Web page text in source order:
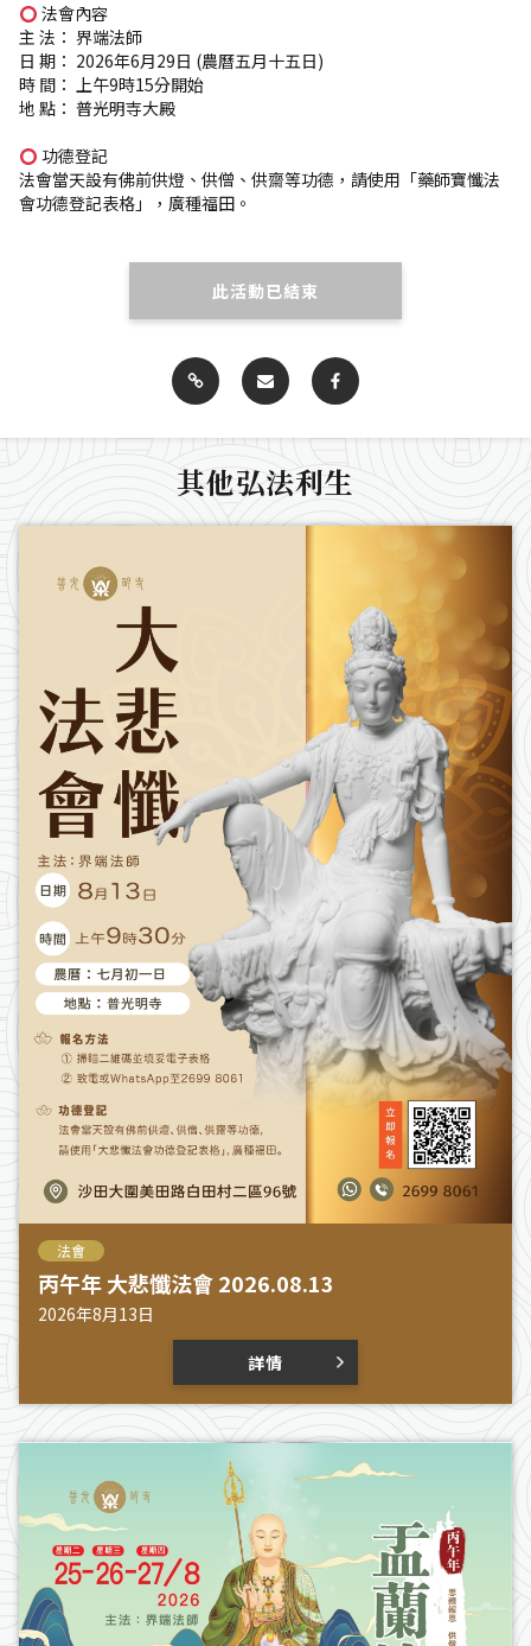
法會內容
主 法： 界端法師
日 期： 2026年6月29日 (農曆五月十五日)
時 間： 上午9時15分開始
地 點： 普光明寺大殿
功德登記
法會當天設有佛前供燈、供僧、供齋等功德，請使用「藥師寶懺法
會功德登記表格」，廣種福田。
此活動已結束
其他弘法利生
法會
丙午年 大悲懺法會 2026.08.13
2026年8月13日
詳情